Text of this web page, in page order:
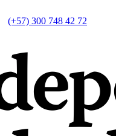
(+57) 300 748 42 72